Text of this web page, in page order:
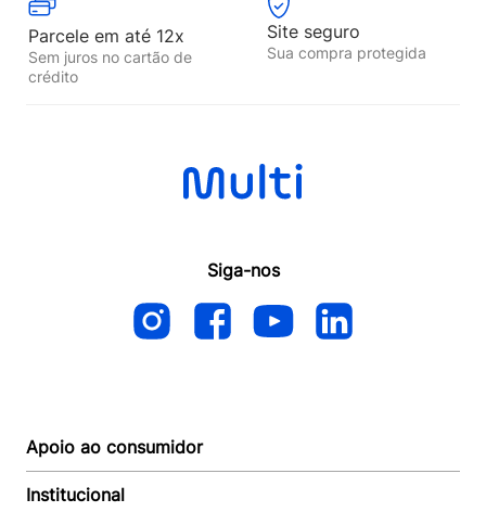
Parcele em até 12x
Sem juros no cartão de
crédito
Site seguro
Sua compra protegida
Siga-nos
Apoio ao consumidor
Autoatendimento
Institucional